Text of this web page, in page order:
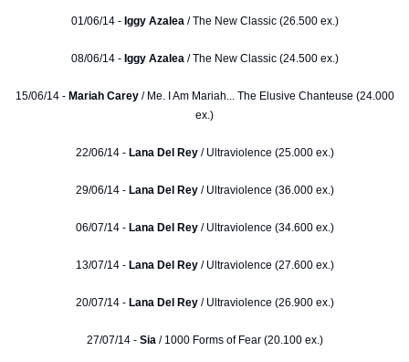
01/06/14 - Iggy Azalea/ The New Classic (26.500 ex.)
08/06/14 - Iggy Azalea/ The New Classic (24.500 ex.)
15/06/14 - Mariah Carey/ Me. I Am Mariah... The Elusive Chanteuse (24.000
ex.)
22/06/14 - Lana Del Rey/ Ultraviolence (25.000 ex.)
29/06/14 - Lana Del Rey / Ultraviolence (36.000 ex.)
06/07/14 - Lana Del Rey/ Ultraviolence (34.600 ex.)
13/07/14 -Lana Del Rey / Ultraviolence (27.600 ex.)
20/07/14 -Lana Del Rey/ Ultraviolence (26.900 ex.)
27/07/14 - Sia / 1000 Forms of Fear (20.100 ex.)